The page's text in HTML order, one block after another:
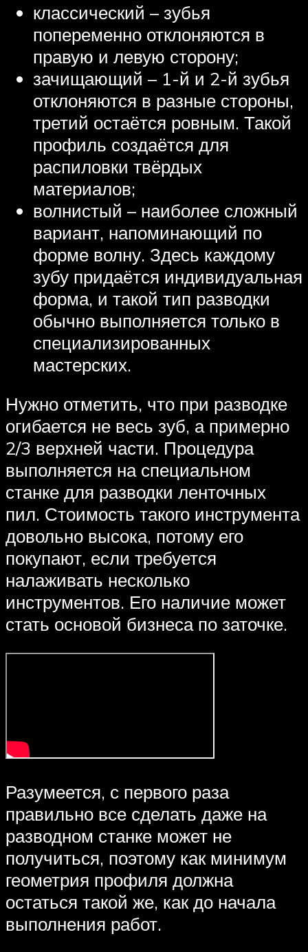
классический – зубья
попеременно отклоняются в
правую и левую сторону;
зачищающий – 1-й и 2-й зубья
отклоняются в разные стороны,
третий остаётся ровным. Такой
профиль создаётся для
распиловки твёрдых
материалов;
волнистый – наиболее сложный
вариант, напоминающий по
форме волну. Здесь каждому
зубу придаётся индивидуальная
форма, и такой тип разводки
обычно выполняется только в
специализированных
мастерских.
Нужно отметить, что при разводке
огибается не весь зуб, а примерно
2/3 верхней части. Процедура
выполняется на специальном
станке для разводки ленточных
пил. Стоимость такого инструмента
довольно высока, потому его
покупают, если требуется
налаживать несколько
инструментов. Его наличие может
стать основой бизнеса по заточке.
Разумеется, с первого раза
правильно все сделать даже на
разводном станке может не
получиться, поэтому как минимум
геометрия профиля должна
остаться такой же, как до начала
выполнения работ.